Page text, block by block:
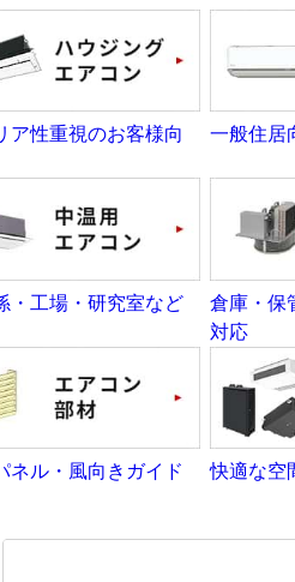
ア性重視のお客様向
一般住居
・工場・研究室など
倉庫・保
対応
ネル・風向きガイド
快適な空